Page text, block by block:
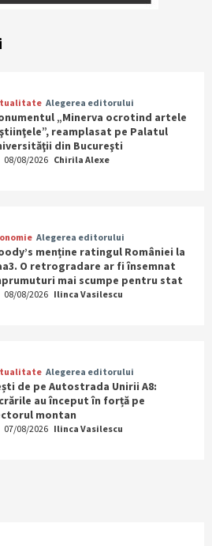
Alegerea editorului
„Minerva ocrotind artele
reamplasat pe Palatul
din Bucureşti
08/08/2026 Chirila Alexe
Alegerea editorului
menține ratingul României la
O retrogradare ar fi însemnat
mai scumpe pentru stat
08/08/2026 Ilinca Vasilescu
Alegerea editorului
de pe Autostrada Unirii A8:
au început în forță pe
montan
07/08/2026 Ilinca Vasilescu